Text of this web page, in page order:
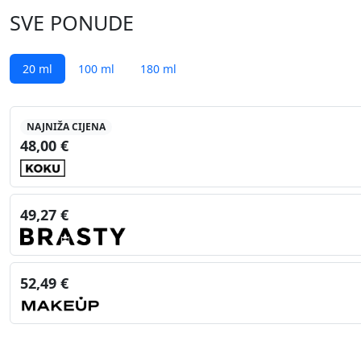
SVE PONUDE
20 ml 100 ml 180 ml
NAJNIŽA CIJENA
48,00 €
49,27 €
52,49 €